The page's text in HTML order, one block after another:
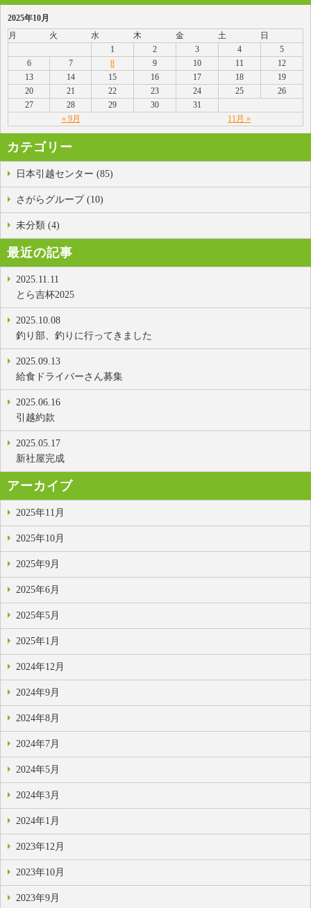
2025年10月
月
火 水 木 金 土 日
« 9月 11月 »
1 2 3 4
5
6
7 8 9 10 11
12
13
14 15 16 17 18
19
20
21 22 23 24 25
26
27
28 29 30 31
カテゴリー
日本引越センター (85)
さがらグループ (10)
未分類 (4)
最近の記事
2025.11.11
とら吉杯2025
2025.10.08
釣り部、釣りに行ってきました
2025.09.13
給食ドライバーさん募集
2025.06.16
引越約款
2025.05.17
新社屋完成
アーカイブ
2025年11月
2025年10月
2025年9月
2025年6月
2025年5月
2025年1月
2024年12月
2024年9月
2024年8月
2024年7月
2024年5月
2024年3月
2024年1月
2023年12月
2023年10月
2023年9月